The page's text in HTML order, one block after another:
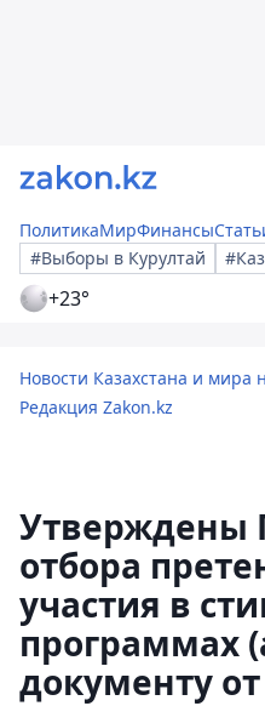
ПолитикаМирФинансы
#Выборы в Курултай
+23°
Новости Казахстана и мира
Редакция Zakon.kz
Утверждены
отбора
участия в
программах
документу от